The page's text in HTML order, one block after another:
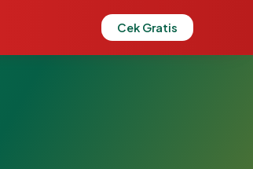
Cek Gratis